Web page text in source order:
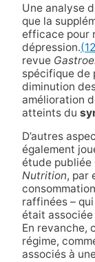
Une analyse
que la
efficace pour
dépression.(12
revue
spécifique de
diminution
amélioration
atteints du
D’autres
également
étude publiée
Nutrition, par
raffinées –
était associée
En revanche,
régime,
associés à